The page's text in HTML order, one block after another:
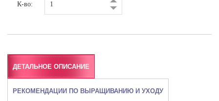
К-во:
ДЕТАЛЬНОЕ ОПИСАНИЕ
РЕКОМЕНДАЦИИ ПО ВЫРАЩИВАНИЮ И УХОДУ